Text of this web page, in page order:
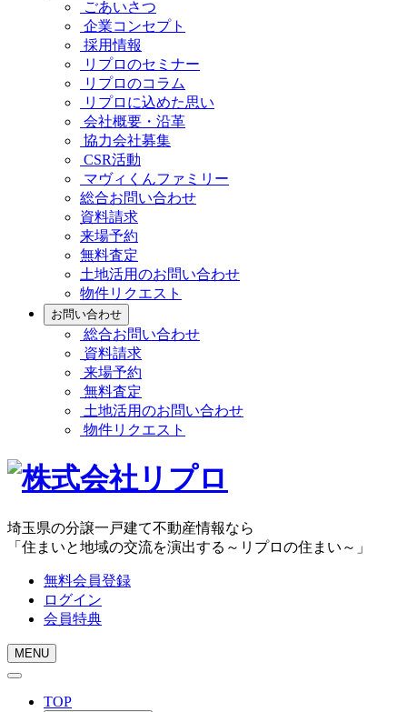
ごあいさつ
企業コンセプト
採用情報
リプロのセミナー
リプロのコラム
リプロに込めた思い
会社概要・沿革
協力会社募集
CSR活動
マヴィくんファミリー
総合お問い合わせ
資料請求
来場予約
無料査定
土地活用のお問い合わせ
物件リクエスト
お問い合わせ
総合お問い合わせ
資料請求
来場予約
無料査定
土地活用のお問い合わせ
物件リクエスト
埼玉県の分譲一戸建て不動産情報なら
「住まいと地域の交流を演出する～リプロの住まい～」
無料会員登録
ログイン
会員特典
MENU
TOP